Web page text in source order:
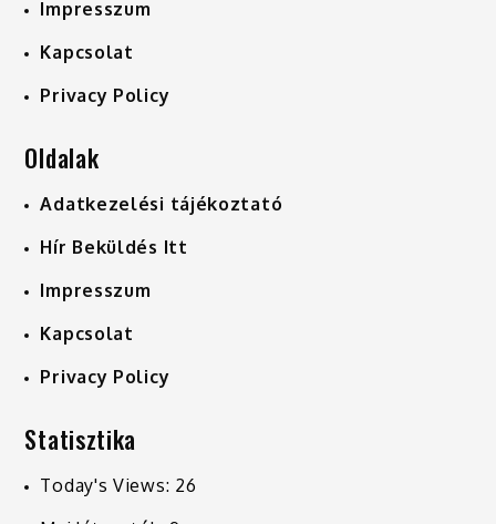
Impresszum
Kapcsolat
Privacy Policy
Oldalak
Adatkezelési tájékoztató
Hír Beküldés Itt
Impresszum
Kapcsolat
Privacy Policy
Statisztika
Today's Views: 26